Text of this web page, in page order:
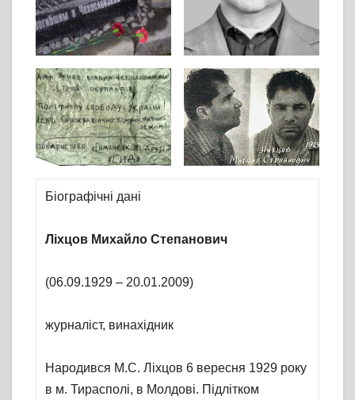
Біографічні дані
Ліхцов Михайло Степанович
(06.09.1929 – 20.01.2009)
журналіст, винахідник
Народився М.С. Ліхцов 6 вересня 1929 року
в м. Тирасполі, в Молдові. Підлітком